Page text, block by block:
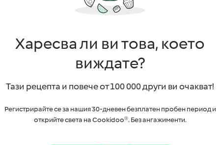
Харесва ли ви това, което
виждате?
Тази рецепта и повече от 100 000 други ви очакват!
Регистрирайте се за нашия 30-дневен безплатен пробен период и
открийте света на Cookidoo®. Без ангажименти.